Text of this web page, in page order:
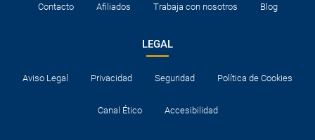
Contacto Afiliados Trabaja con nosotros Blog
LEGAL
Aviso Legal Privacidad Seguridad Política de Cookies
Canal Ético Accesibilidad